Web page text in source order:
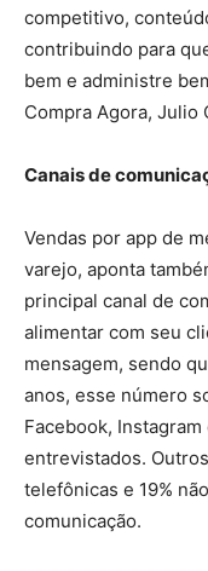
competitivo,
contribuindo para
bem e administre
Compra Agora, Julio
Canais de
Vendas por app de
varejo, aponta
principal canal de
alimentar com seu
mensagem, sendo
anos, esse número
Facebook,
entrevistados.
telefônicas e 19%
comunicação.